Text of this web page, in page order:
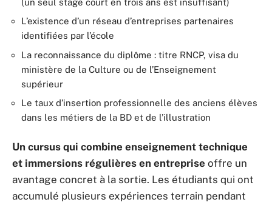
L’existence d’un réseau d’entreprises partenaires
identifiées par l’école
La reconnaissance du diplôme : titre RNCP, visa du
ministère de la Culture ou de l’Enseignement
supérieur
Le taux d’insertion professionnelle des anciens élèves
dans les métiers de la BD et de l’illustration
Un cursus qui combine enseignement technique
et immersions régulières en entreprise offre un
avantage concret à la sortie. Les étudiants qui ont
accumulé plusieurs expériences terrain pendant